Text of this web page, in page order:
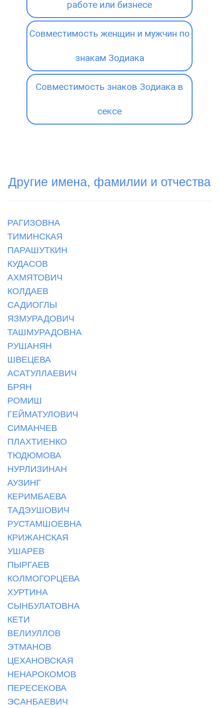
работе или бизнесе
Совместимость женщин и мужчин по
знакам Зодиака
Совместимость знаков Зодиака в
сексе
Другие имена, фамилии и отчества
РАГИЗОВНА
ТИМИНСКАЯ
ПАРАШУТКИН
КУДАСОВ
АХМЯТОВИЧ
КОЛДАЕВ
САДИОГЛЫ
ЯЗМУРАДОВИЧ
ТАШМУРАДОВНА
РУШАНЯН
ШВЕЦЕВА
АСАТУЛЛАЕВИЧ
БРЯН
РОМИШ
ГЕЙМАТУЛОВИЧ
СИМАНЧЕВ
ПЛАХТИЕНКО
ТЮДЮМОВА
НУРЛИЗИНАН
АУЗИНГ
КЕРИМБАЕВА
ТАДЭУШОВИЧ
РУСТАМШОЕВНА
КРИЖАНСКАЯ
УШАРЕВ
ПЫРГАЕВ
КОЛМОГОРЦЕВА
ХУРТИНА
СЫНБУЛАТОВНА
КЕТИ
ВЕЛИУЛЛОВ
ЭТМАНОВ
ЦЕХАНОВСКАЯ
НЕНАРОКОМОВ
ПЕРЕСЕКОВА
ЭСАНБАЕВИЧ